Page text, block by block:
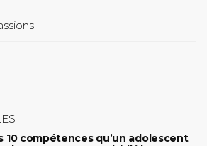
10 compétences qu’un adolescent